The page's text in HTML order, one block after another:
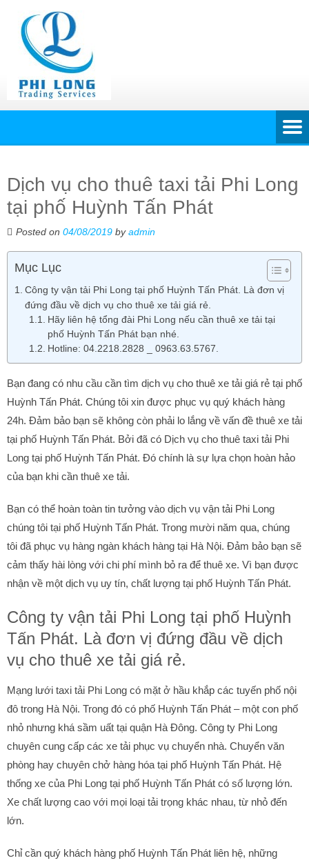
Dịch vụ cho thuê taxi tải Phi Long
tại phố Huỳnh Tấn Phát
Posted on 04/08/2019 byadmin
Mục Lục
Công ty vận tải Phi Long tại phố Huỳnh Tấn Phát. Là đơn vị
đứng đầu về dịch vụ cho thuê xe tải giá rẻ.
Hãy liên hệ tổng đài Phi Long nếu cần thuê xe tải tại
phố Huỳnh Tấn Phát bạn nhé.
Hotline: 04.2218.2828 _ 0963.63.5767.
Bạn đang có nhu cầu cần tìm dịch vụ cho thuê xe tải giá rẻ tại phố
Huỳnh Tấn Phát. Chúng tôi xin được phục vụ quý khách hàng
24h. Đảm bảo bạn sẽ không còn phải lo lắng về vấn đề thuê xe tải
tại phố Huỳnh Tấn Phát. Bởi đã có Dịch vụ cho thuê taxi tải Phi
Long tại phố Huỳnh Tấn Phát. Đó chính là sự lựa chọn hoàn hảo
của bạn khi cần thuê xe tải.
Bạn có thể hoàn toàn tin tưởng vào dịch vụ vận tải Phi Long
chúng tôi tại phố Huỳnh Tấn Phát. Trong mười năm qua, chúng
tôi đã phục vụ hàng ngàn khách hàng tại Hà Nội. Đảm bảo bạn sẽ
cảm thấy hài lòng với chi phí mình bỏ ra để thuê xe. Vì bạn được
nhận về một dịch vụ uy tín, chất lượng tại phố Huỳnh Tấn Phát.
Công ty vận tải Phi Long tại phố Huỳnh
Tấn Phát. Là đơn vị đứng đầu về dịch
vụ cho thuê xe tải giá rẻ.
Mạng lưới taxi tải Phi Long có mặt ở hầu khắp các tuyến phố nội
đô trong Hà Nội. Trong đó có phố Huỳnh Tấn Phát – một con phố
nhỏ nhưng khá sầm uất tại quận Hà Đông. Công ty Phi Long
chuyên cung cấp các xe tải phục vụ chuyển nhà. Chuyển văn
phòng hay chuyên chở hàng hóa tại phố Huỳnh Tấn Phát. Hệ
thống xe của Phi Long tại phố Huỳnh Tấn Phát có số lượng lớn.
Xe chất lượng cao với mọi loại tải trọng khác nhau, từ nhỏ đến
lớn.
Chỉ cần quý khách hàng phố Huỳnh Tấn Phát liên hệ, những